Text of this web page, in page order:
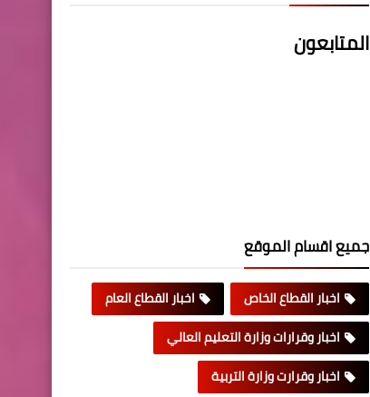
المتابعون
جميع اقسام الموقع
اخبار القطاع الخاص
اخبار القطاع العام
اخبار وقرارات وزارة التعليم العالي
اخبار وقرارت وزارة التربية